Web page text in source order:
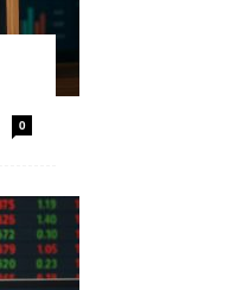
0